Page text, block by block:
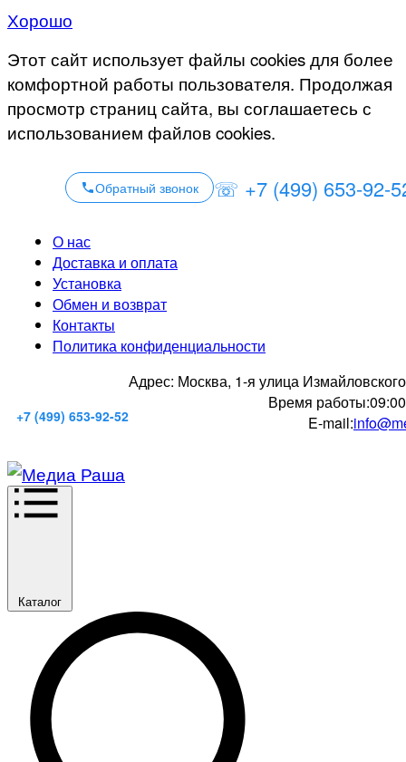
Хорошо
Этот сайт использует файлы cookies для более
комфортной работы пользователя. Продолжая
просмотр страниц сайта, вы соглашаетесь с
использованием файлов cookies.
Обратный звонок ☏ +7 (499) 653-92-
О нас
Доставка и оплата
Установка
Обмен и возврат
Контакты
Политика конфиденциальности
+7 (499) 653-92-52
Адрес: Москва, 1-я улица
Время работы:
E-mail:
Каталог